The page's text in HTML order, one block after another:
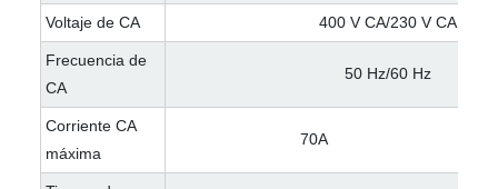
Voltaje de CA 400 V CA/230 V CA
Frecuencia de
CA
50 Hz/60 Hz
Corriente CA
máxima
70A